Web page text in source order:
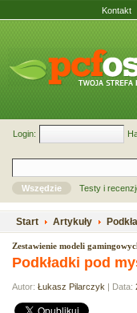
Kontakt
Login:
Wszędzie Testy i
Start Artykuły
Zestawienie modeli
Podkładki pod
Autor: Łukasz Pilarczyk | Data: